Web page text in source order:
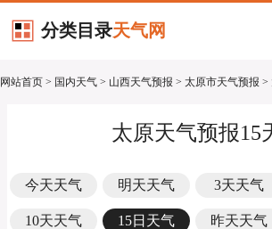
分类目录天气网
网站首页 > 国内天气 > 山西天气预报 > 太原市天气预报 >
太原天气预报15
今天天气 明天天气 3天天气
10天天气 15日天气 昨天天气